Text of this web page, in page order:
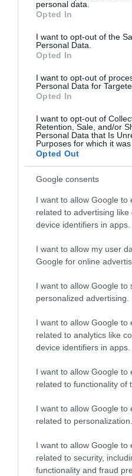
grant or deny consent to
use your data for below
consent section.
personal data.
Opted In
I want to opt-out of the
Personal Data.
Opted In
I want to opt-out of
Personal Data for
Opted In
I want to opt-out of
Retention, Sale, and/or
Personal Data that Is
Purposes for which it was
Opted Out
Google consents
I want to allow Google to
related to advertising
device identifiers in apps.
I want to allow my user
Google for online
I want to allow Google to
personalized advertising.
I want to allow Google to
related to analytics like
device identifiers in apps.
I want to allow Google to
related to functionality of
I want to allow Google to
related to personalization.
I want to allow Google to
related to security,
functionality and fraud
A járvány hiénái vagy
turizmus befektetői?
Áron alul próbálják kivásárolni
ingatlanjaikból. Azzal viszont
kormányzati segítséggel
adják olcsón…